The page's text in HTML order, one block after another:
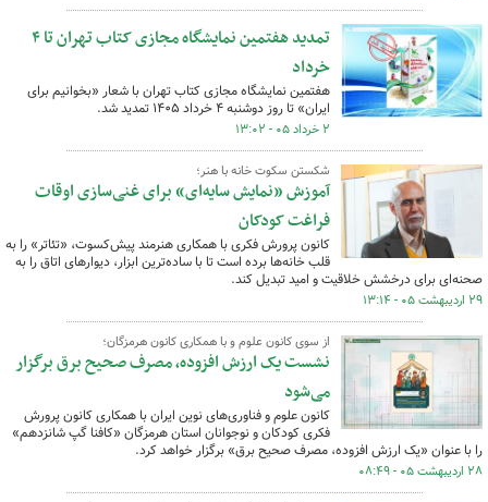
تمدید هفتمین نمایشگاه مجازی کتاب تهران تا ۴
خرداد
هفتمین نمایشگاه مجازی کتاب تهران با شعار «بخوانیم برای
ایران» تا روز دوشنبه ۴ خرداد ۱۴۰۵ تمدید شد.
۲ خرداد ۰۵ - ۱۳:۰۲
شکستن سکوت خانه با هنر؛
آموزش «نمایش سایه‌ای» برای غنی‌سازی اوقات
فراغت کودکان
کانون پرورش فکری با همکاری هنرمند پیش‌کسوت، «تئاتر» را به
قلب خانه‌ها برده است تا با ساده‌ترین ابزار، دیوارهای اتاق را به
صحنه‌ای برای درخشش خلاقیت و امید تبدیل کند.
۲۹ اردیبهشت ۰۵ - ۱۳:۱۴
از سوی کانون علوم و با همکاری کانون هرمزگان؛
نشست یک ارزش افزوده، مصرف صحیح برق برگزار
می‌شود
کانون علوم و فناوری‌های نوین ایران با همکاری کانون پرورش
فکری کودکان و نوجوانان استان هرمزگان «کافنا گپ شانزدهم»
را با عنوان «یک ارزش افزوده، مصرف صحیح برق» برگزار خواهد کرد.
۲۸ اردیبهشت ۰۵ - ۰۸:۴۹